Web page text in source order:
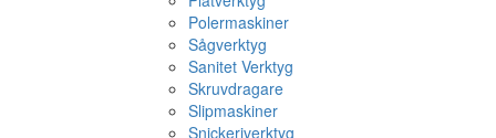
Polermaskiner
Sågverktyg
Sanitet Verktyg
Skruvdragare
Slipmaskiner
Snickeriverktyg